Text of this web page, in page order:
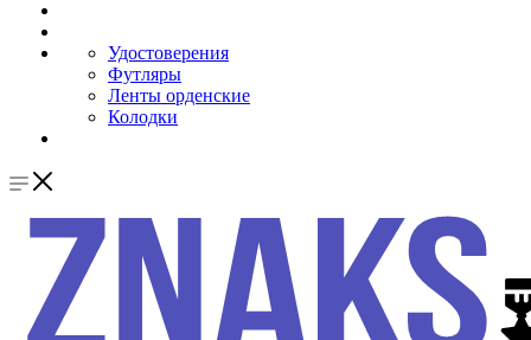
Удостоверения
Футляры
Ленты орденские
Колодки